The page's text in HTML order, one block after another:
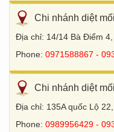
Chi nhánh diệt
Địa chỉ: 14/14 Bà Điểm
Phone: 0971588867 -
Chi nhánh diệt
Địa chỉ: 135A quốc Lộ
Phone: 0989956429 -